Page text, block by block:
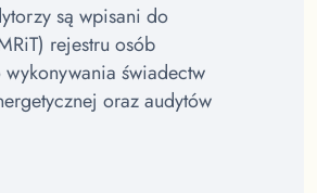
są wpisani do
rejestru osób
świadectw
oraz audytów